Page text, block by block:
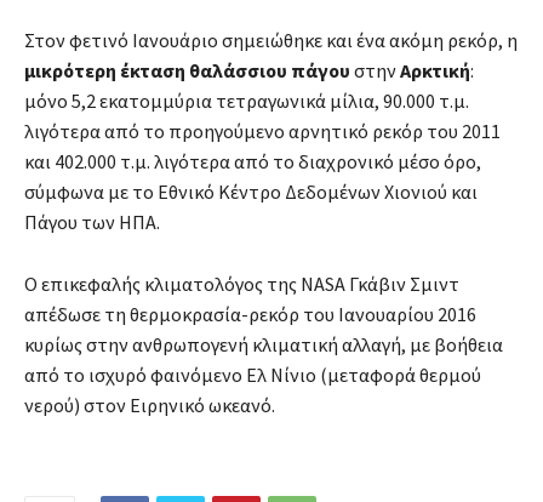
Στον φετινό Ιανουάριο σημειώθηκε και ένα ακόμη ρεκόρ, η
μικρότερη έκταση θαλάσσιου πάγου στηνΑρκτική:
μόνο 5,2 εκατομμύρια τετραγωνικά μίλια, 90.000 τ.μ.
λιγότερα από το προηγούμενο αρνητικό ρεκόρ του 2011
και 402.000 τ.μ. λιγότερα από το διαχρονικό μέσο όρο,
σύμφωνα με το Εθνικό Κέντρο Δεδομένων Χιονιού και
Πάγου των ΗΠΑ.
Ο επικεφαλής κλιματολόγος της NASA Γκάβιν Σμιντ
απέδωσε τη θερμοκρασία-ρεκόρ του Ιανουαρίου 2016
κυρίως στην ανθρωπογενή κλιματική αλλαγή, με βοήθεια
από το ισχυρό φαινόμενο Ελ Νίνιο (μεταφορά θερμού
νερού) στον Ειρηνικό ωκεανό.